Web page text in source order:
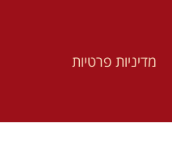
מדיניות פרטיות